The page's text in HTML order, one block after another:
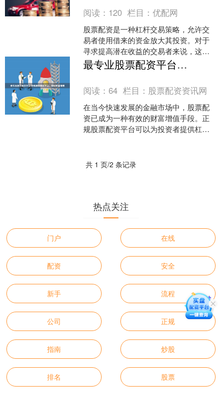
阅读： 120 栏目：优配网
股票配资是一种杠杆交易策略，允许交
易者使用借来的资金放大其投资。对于
寻求提高潜在收益的交易者来说，这是
一个有吸引力的选择，但选择合适的平
台至关重要。 1. 借款....
最专业股票配资平台 正规股票配资平台，助你财富增值
阅读：64 栏目： 股票配资资讯网
在当今快速发展的金融市场中，股票配
资已成为一种有效的财富增值手段。正
规股票配资平台可以为投资者提供杠杆
共 1 页/2 条记录
热点关注
门户 在线
配资 安全
新手 流程
公司 正规
指南 炒股
排名 股票